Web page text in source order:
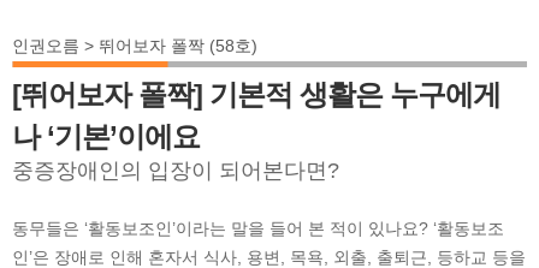
인권오름 > 뛰어보자 폴짝 (58호)
[뛰어보자 폴짝] 기본적 생활은 누구에게
나 ‘기본’이에요
중증장애인의 입장이 되어본다면?
동무들은 ‘활동보조인’이라는 말을 들어 본 적이 있나요? ‘활동보조
인’은 장애로 인해 혼자서 식사, 용변, 목욕, 외출, 출퇴근, 등하교 등을